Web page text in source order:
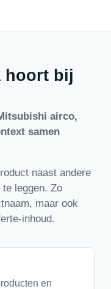
hoort bij
airco,
samen
naast andere
leggen. Zo
maar ook
inhoud.
en